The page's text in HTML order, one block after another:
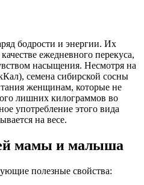
бодрости и энергии. Их
ежедневного перекуса,
насыщения. Несмотря на
семена сибирской сосны
женщинам, которые не
лишних килограммов во
употребление этого вида
на весе.
мамы и малыша
полезные свойства: